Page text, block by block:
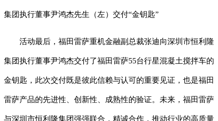
集团执行董事尹鸿杰先生（左）交付“金钥匙”
活动最后，福田雷萨重机金融副总裁张迪向深圳市恒利隆
集团执行董事尹鸿杰交付了福田雷萨55台行星混凝土搅拌车的
金钥匙，此次交付既是彼此信赖与认可的重要见证，也是福田
雷萨产品的先进性、创新性、成熟性的验证。未来，福田雷萨
与深圳市恒利隆集团强强联合，精诚合作，推动行业的高质量